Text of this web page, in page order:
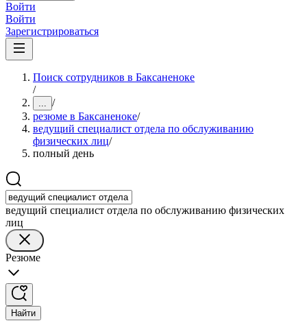
Войти
Войти
Зарегистрироваться
Поиск сотрудников в Баксаненоке
/
... /
резюме в Баксаненоке/
ведущий специалист отдела по обслуживанию
физических лиц/
полный день
ведущий специалист отдела по обслуживанию физических
лиц
Резюме
Найти